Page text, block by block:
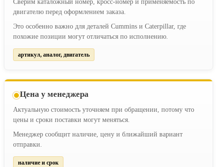
Сверим каталожный номер, кросс-номер и применяемость по
двигателю перед оформлением заказа.
Это особенно важно для деталей Cummins и Caterpillar, где
похожие позиции могут отличаться по исполнению.
артикул, аналог, двигатель
Цена у менеджера
Актуальную стоимость уточняем при обращении, потому что
цены и сроки поставки могут меняться.
Менеджер сообщит наличие, цену и ближайший вариант
отправки.
наличие и срок